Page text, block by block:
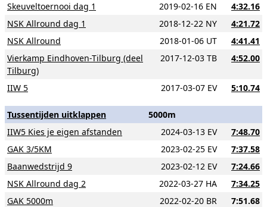
Skeuveltoernooi dag 1
2019-02-16 EN 4:32.16
NSK Allround dag 1
2018-12-22 NY 4:21.72
NSK Allround
2018-01-06 UT 4:41.41
Vierkamp Eindhoven-Tilburg (deel
Tilburg)
2017-12-03 TB 4:52.00
IIW 5 2017-03-07 EV 5:10.74
Tussentijden uitklappen
5000m
IIW5 Kies je eigen afstanden
2024-03-13 EV 7:48.70
GAK 3/5KM
2023-02-25 EV 7:37.58
Baanwedstrijd 9
2023-02-12 EV 7:24.66
NSK Allround dag 2
2022-03-27 HA 7:34.25
GAK 5000m
2022-02-20 BR 7:51.68